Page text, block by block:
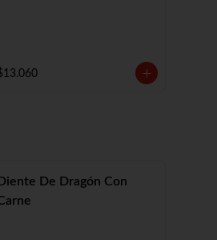
Diente De Dragón Con